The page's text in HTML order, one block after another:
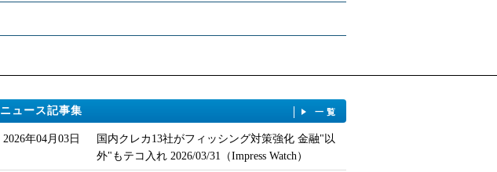
ニュース記事集 一覧
2026年04月03日
国内クレカ13社がフィッシング対策強化 金融"以
外"もテコ入れ 2026/03/31（Impress Watch）